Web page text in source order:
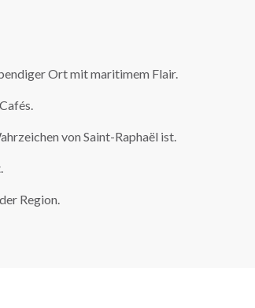
Ort mit maritimem Flair.
von Saint-Raphaël ist.
Region.